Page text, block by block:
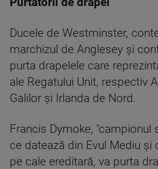
Ducele de Westminster,
marchizul de Anglesey şi
purta drapelele care
ale Regatului Unit, respectiv
Galilor şi Irlanda de Nord.
Francis Dymoke, "campionul
ce datează din Evul Mediu şi
pe cale ereditară, va purta